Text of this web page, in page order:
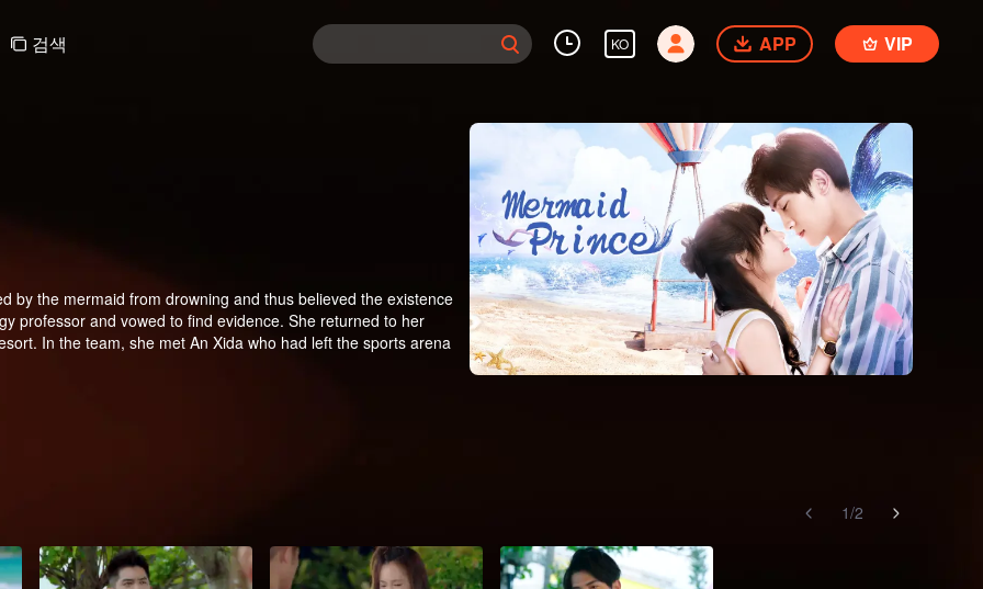
검색 KO APP VIP
by the mermaid from drowning and thus believed the existence
professor and vowed to find evidence. She returned to her
In the team, she met An Xida who had left the sports arena
1/2